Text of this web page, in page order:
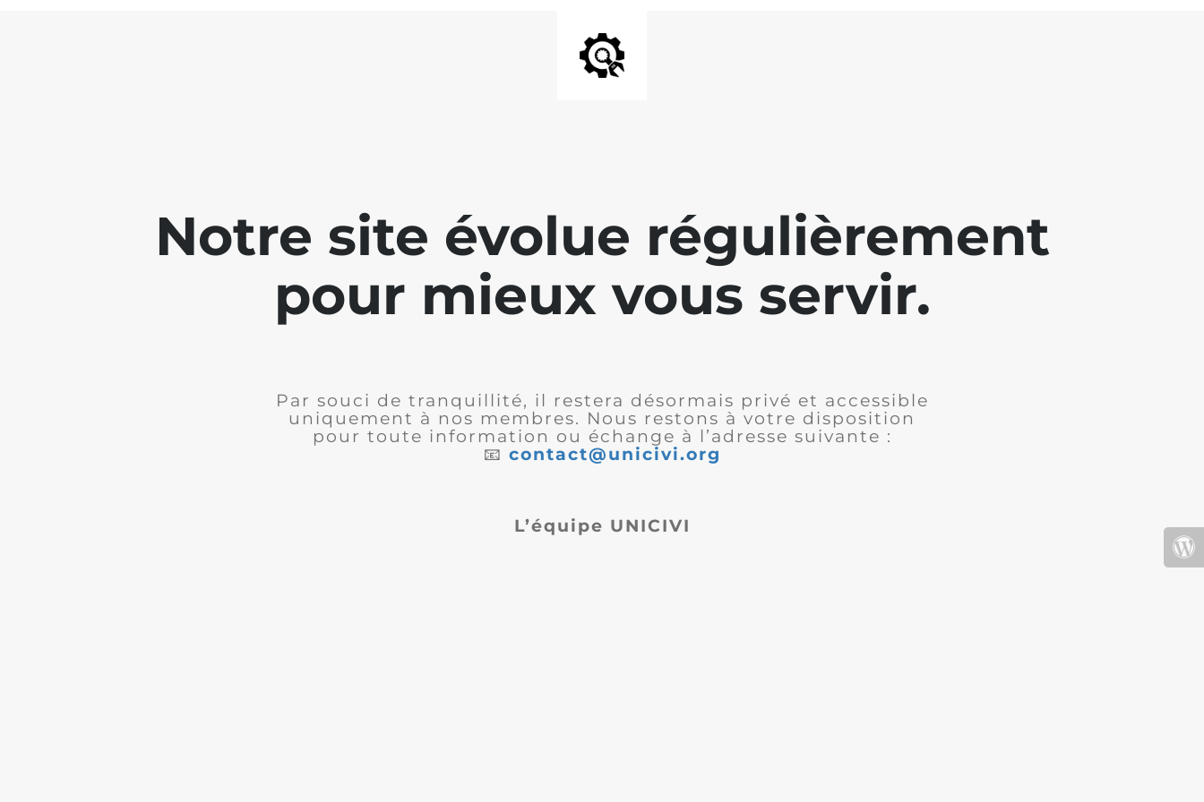
Notre site évolue régulièrement
pour mieux vous servir.
Par souci de tranquillité, il restera désormais privé et accessible
uniquement à nos membres. Nous restons à votre disposition
pour toute information ou échange à l’adresse suivante :
📧 contact@unicivi.org
L’équipe UNICIVI